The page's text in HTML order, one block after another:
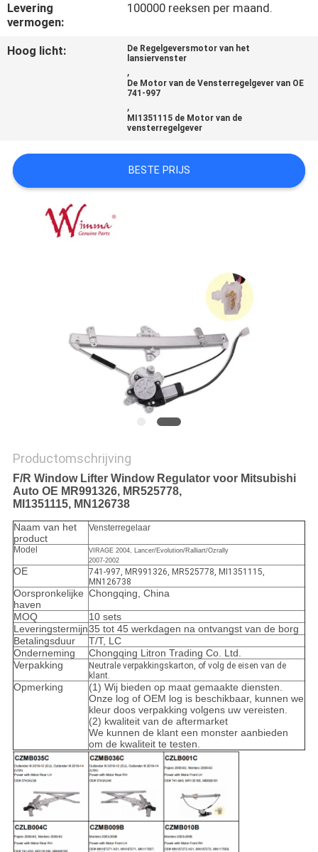
PRIVACYBELEID
Levering
vermogen:
100000 reeksen per maand.
Hoog licht:
De Regelgeversmotor van het
lansiervenster
,
De Motor van de Vensterregelgever van OE
741-997
,
MI1351115 de Motor van de
vensterregelgever
BESTE PRIJS
Productomschrijving
F/R Window Lifter Window Regulator voor Mitsubishi
Auto OE MR991326, MR525778,
MI1351115, MN126738
Naam van het
product
Vensterregelaar
Model
VIRAGE 2004, Lancer/Evolution/Ralliart/Ozrally
2007-2002
OE
741-997, MR991326, MR525778, MI1351115,
MN126738
Oorspronkelijke
haven
Chongqing, China
MOQ
10 sets
Leveringstermijn35 tot 45 werkdagen na ontvangst van de borg
Betalingsduur
T/T, LC
Onderneming
Chongqing Litron Trading Co. Ltd.
Verpakking
Neutrale verpakkingskarton, of volg de eisen van de
klant.
Opmerking
(1) Wij bieden op maat gemaakte diensten.
Onze log of OEM log is beschikbaar, kunnen we
kleur doos verpakking volgens uw vereisten.
(2) kwaliteit van de aftermarket
We kunnen de klant een monster aanbieden
om de kwaliteit te testen.